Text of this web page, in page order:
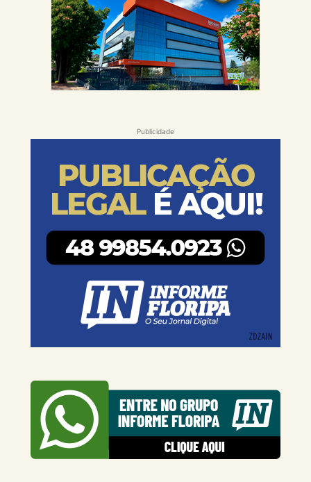
Publicidade